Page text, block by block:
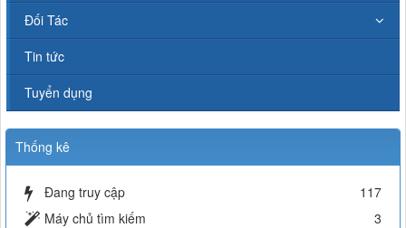
Đối Tác
Tin tức
Tuyển dụng
Thống kê
Đang truy cập
117
Máy chủ tìm kiếm
3